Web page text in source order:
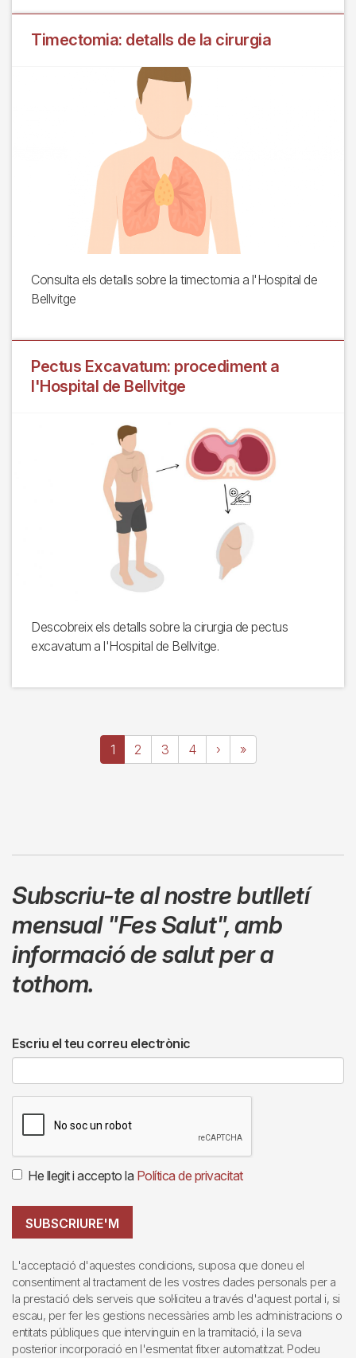
Timectomia: detalls de la cirurgia
Consulta els detalls sobre la timectomia a l'Hospital de
Bellvitge
Pectus Excavatum: procediment a
l'Hospital de Bellvitge
Descobreix els detalls sobre la cirurgia de pectus
excavatum a l'Hospital de Bellvitge.
Pàgina
actual
1 Page
2 Page
3 Page
4
Pàgina
següent
›
Última
pàgina
»
Subscriu-te al nostre butlletí
mensual "Fes Salut",amb
informació de salut per a
tothom.
Escriu el teu correu electrònic
He llegit i accepto la Política de privacitat
SUBSCRIURE'M
L'acceptació d'aquestes condicions, suposa que doneu el
consentiment al tractament de les vostres dades personals per a
la prestació dels serveis que sol·liciteu a través d'aquest portal i, si
escau, per fer les gestions necessàries amb les administracions o
entitats públiques que intervinguin en la tramitació, i la seva
posterior incorporació en l'esmentat fitxer automatitzat. Podeu